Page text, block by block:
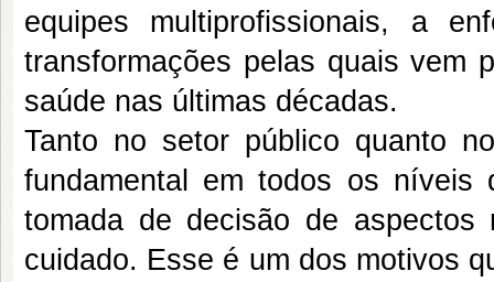
equipes multiprofissionais, a
transformações pelas quais vem
saúde nas últimas décadas.
Tanto no setor público quanto
fundamental em todos os níveis
tomada de decisão de
cuidado. Esse é um dos motivos